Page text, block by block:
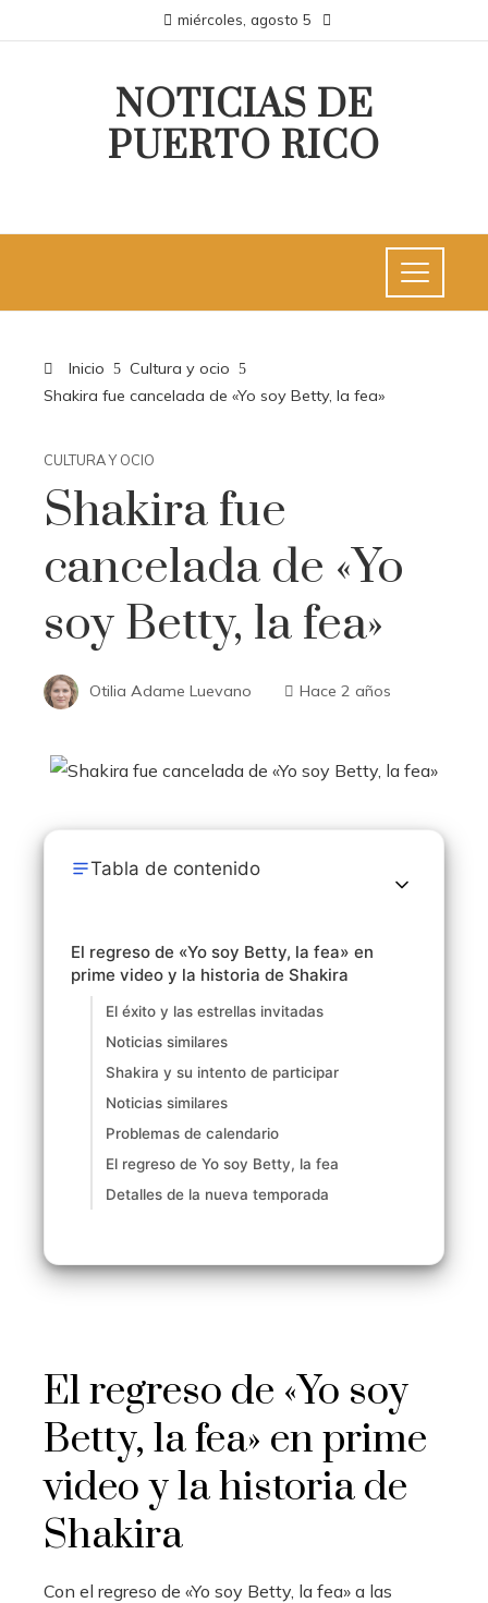
miércoles, agosto 5
NOTICIAS DE
PUERTO RICO
Inicio
Cultura y ocio
Shakira fue cancelada de «Yo soy Betty, la fea»
CULTURA Y OCIO
Shakira fue
cancelada de «Yo
soy Betty, la fea»
Otilia Adame Luevano Hace 2 años
Tabla de contenido
El regreso de «Yo soy Betty, la fea» en
prime video y la historia de Shakira
El éxito y las estrellas invitadas
Noticias similares
Shakira y su intento de participar
Noticias similares
Problemas de calendario
El regreso de Yo soy Betty, la fea
Detalles de la nueva temporada
El regreso de «Yo soy
Betty, la fea» en prime
video y la historia de
Shakira
Con el regreso de «Yo soy Betty, la fea» a las